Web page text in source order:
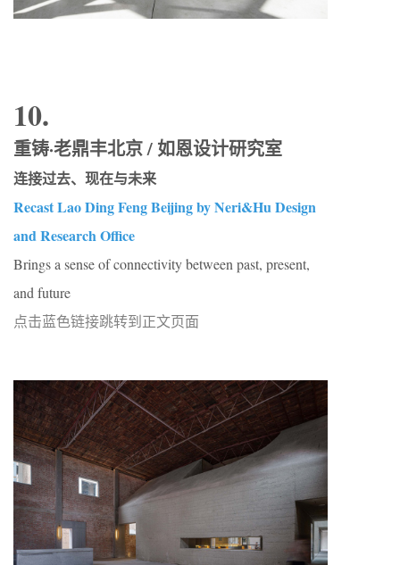
10.
重铸·老鼎丰北京 / 如恩设计研究室
连接过去、现在与未来
Recast Lao Ding Feng Beijing by Neri&Hu Design
and Research Office
Brings a sense of connectivity between past, present,
and future
点击蓝色链接跳转到正文页面